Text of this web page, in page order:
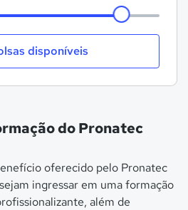
disponíveis
do Pronatec
oferecido pelo Pronatec
ingressar em uma formação
além de